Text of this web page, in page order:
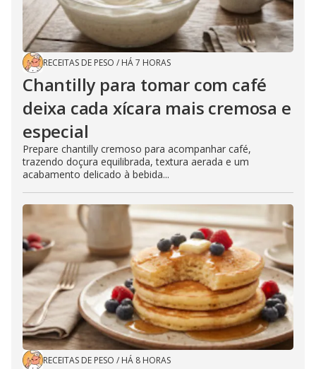
RECEITAS DE PESO / HÁ 7 HORAS
Chantilly para tomar com café
deixa cada xícara mais cremosa e
especial
Prepare chantilly cremoso para acompanhar café,
trazendo doçura equilibrada, textura aerada e um
acabamento delicado à bebida...
RECEITAS DE PESO / HÁ 8 HORAS